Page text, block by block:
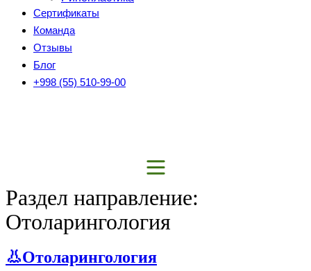
Сертификаты
Команда
Отзывы
Блог
+998 (55) 510-99-00
Раздел направление:
Отоларингология
👃Отоларингология